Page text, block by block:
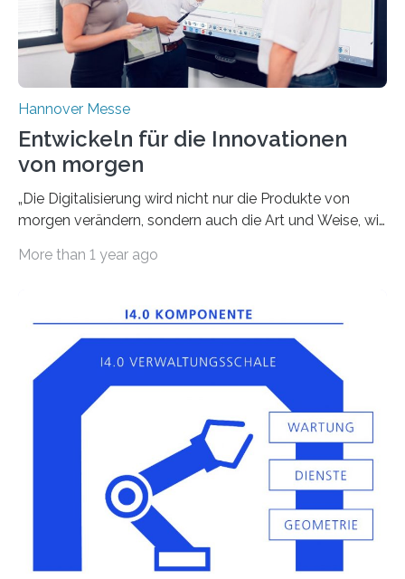
Hannover Messe
Entwickeln für die Innovationen
von morgen
„Die Digitalisierung wird nicht nur die Produkte von
morgen verändern, sondern auch die Art und Weise, wie
More than 1 year ago